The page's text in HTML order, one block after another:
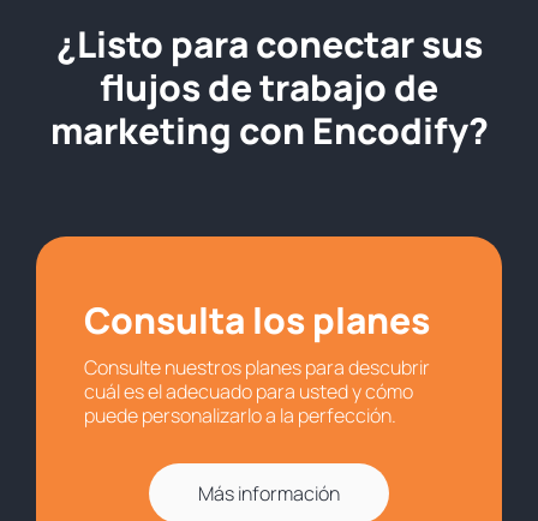
¿Listo para conectar sus
flujos de trabajo de
marketing con Encodify?
Consulta los planes
Consulte nuestros planes para descubrir
cuál es el adecuado para usted y cómo
puede personalizarlo a la perfección.
Más información